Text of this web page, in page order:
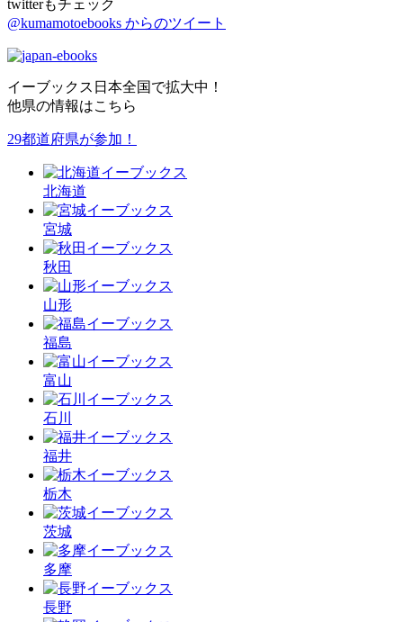
twitterもチェック
@kumamotoebooks からのツイート
イーブックス日本全国で拡大中！
他県の情報はこちら
29都道府県が参加！
北海道
宮城
秋田
山形
福島
富山
石川
福井
栃木
茨城
多摩
長野